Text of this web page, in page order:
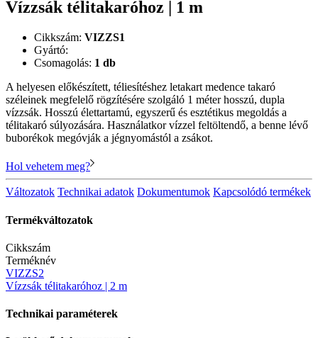
Vízzsák télitakaróhoz | 1 m
Cikkszám: VIZZS1
Gyártó:
Csomagolás: 1 db
A helyesen előkészített, téliesítéshez letakart medence takaró
széleinek megfelelő rögzítésére szolgáló 1 méter hosszú, dupla
vízzsák. Hosszú élettartamú, egyszerű és esztétikus megoldás a
télitakaró súlyozására. Használatkor vízzel feltöltendő, a benne lévő
buborékok megóvják a jégnyomástól a zsákot.
Hol vehetem meg?
Változatok Technikai adatok Dokumentumok Kapcsolódó termékek
Termékváltozatok
Cikkszám
Terméknév
VIZZS2
Vízzsák télitakaróhoz | 2 m
Technikai paraméterek